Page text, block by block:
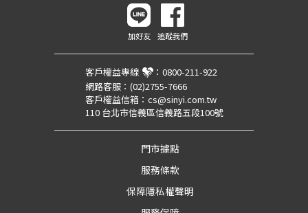
加好友 追蹤我們
客戶權益專線 ： 0800-211-922
網路客服： (02)2755-7666
客戶權益信箱： cs@sinyi.com.tw
110 台北市信義區信義路五段100號
門市據點
服務條款
保障隱私權聲明